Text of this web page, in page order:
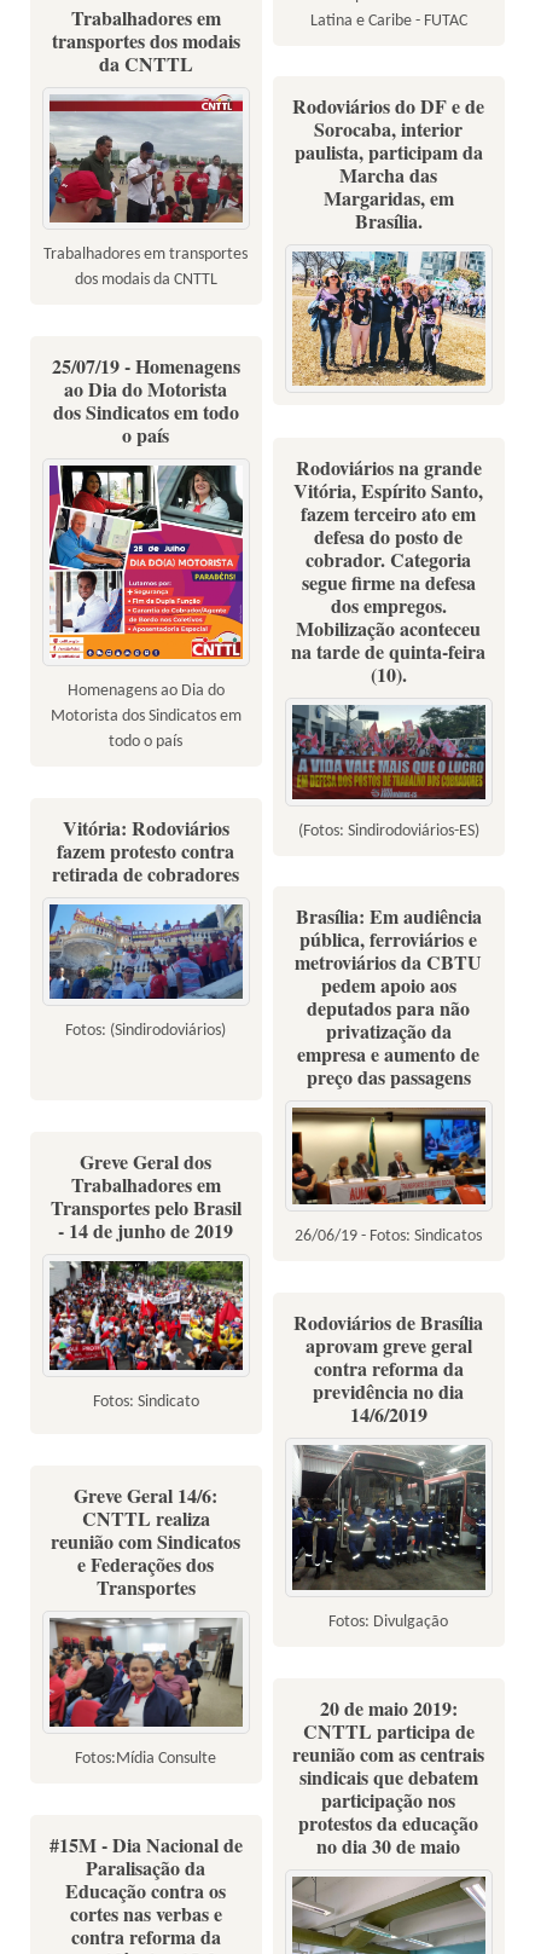
Latina e Caribe - FUTAC
Trabalhadores em
transportes dos modais
da CNTTL
Trabalhadores em transportes
dos modais da CNTTL
Rodoviários do DF e de
Sorocaba, interior
paulista, participam da
Marcha das
Margaridas, em
Brasília.
25/07/19 - Homenagens
ao Dia do Motorista
dos Sindicatos em todo
o país
Homenagens ao Dia do
Motorista dos Sindicatos em
todo o país
Rodoviários na grande
Vitória, Espírito Santo,
fazem terceiro ato em
defesa do posto de
cobrador. Categoria
segue firme na defesa
dos empregos.
Mobilização aconteceu
na tarde de quinta-feira
(10).
(Fotos: Sindirodoviários-ES)
Vitória: Rodoviários
fazem protesto contra
retirada de cobradores
Fotos: (Sindirodoviários)
Brasília: Em audiência
pública, ferroviários e
metroviários da CBTU
pedem apoio aos
deputados para não
privatização da
empresa e aumento de
preço das passagens
26/06/19 - Fotos: Sindicatos
Greve Geral dos
Trabalhadores em
Transportes pelo Brasil
- 14 de junho de 2019
Fotos: Sindicato
Rodoviários de Brasília
aprovam greve geral
contra reforma da
previdência no dia
14/6/2019
Fotos: Divulgação
Greve Geral 14/6:
CNTTL realiza
reunião com Sindicatos
e Federações dos
Transportes
Fotos:Mídia Consulte
20 de maio 2019:
CNTTL participa de
reunião com as centrais
sindicais que debatem
participação nos
protestos da educação
no dia 30 de maio
#15M - Dia Nacional de
Paralisação da
Educação contra os
cortes nas verbas e
contra reforma da